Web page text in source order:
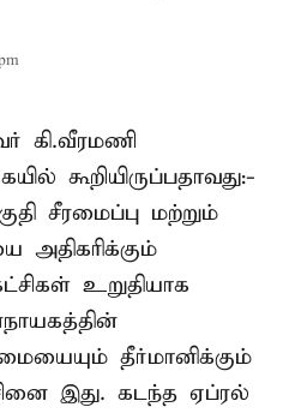
கி.வீரமணி
கூறியிருப்பதாவது:-
சீரமைப்பு மற்றும்
உறுதியாக
தீர்மானிக்கும்
இது. கடந்த ஏப்ரல்